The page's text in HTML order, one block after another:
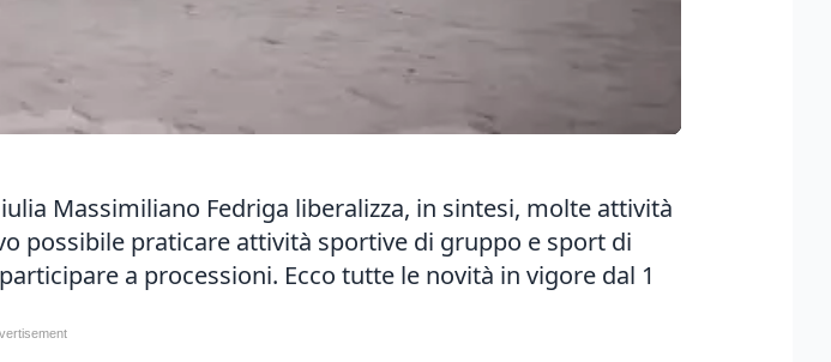
Massimiliano Fedriga liberalizza, in sintesi, molte attività
possibile praticare attività sportive di gruppo e sport di
a processioni. Ecco tutte le novità in vigore dal 1